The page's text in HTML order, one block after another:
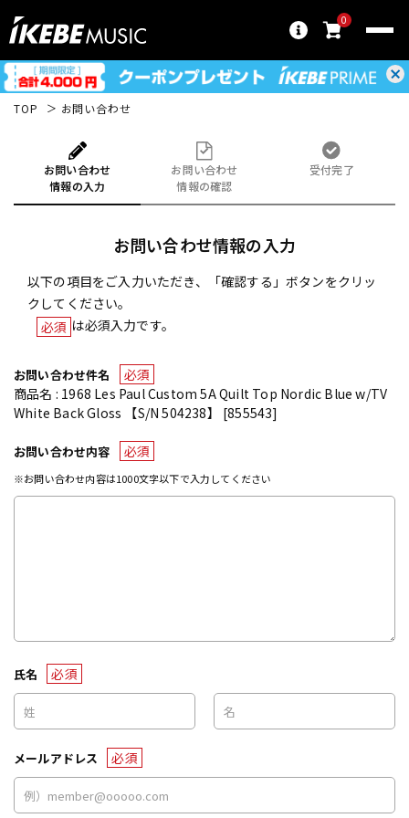
0
TOP お問い合わせ
お問い合わせ
情報の入力
お問い合わせ
情報の確認
受付完了
お問い合わせ情報の入力
以下の項目をご入力いただき、「確認する」ボタンをクリッ
クしてください。
必須 は必須入力です。
お問い合わせ件名
必須
商品名 : 1968 Les Paul Custom 5A Quilt Top Nordic Blue w/TV
White Back Gloss 【S/N 504238】 [855543]
お問い合わせ内容 必須
※お問い合わせ内容は1000文字以下で入力してください
氏名 必須
メールアドレス 必須